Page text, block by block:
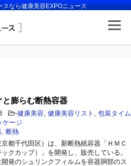
スなら健康美容EXPOニュース
と膨らむ断熱容器
-健康美容 健康美容リスト
包装タイム
ケージ
断熱
都千代田区）は、新断熱紙容器「ＨＭＣ
ックカップ）」を開発し、販売している。
開発のシュリンクフィルムを容器胴部のス